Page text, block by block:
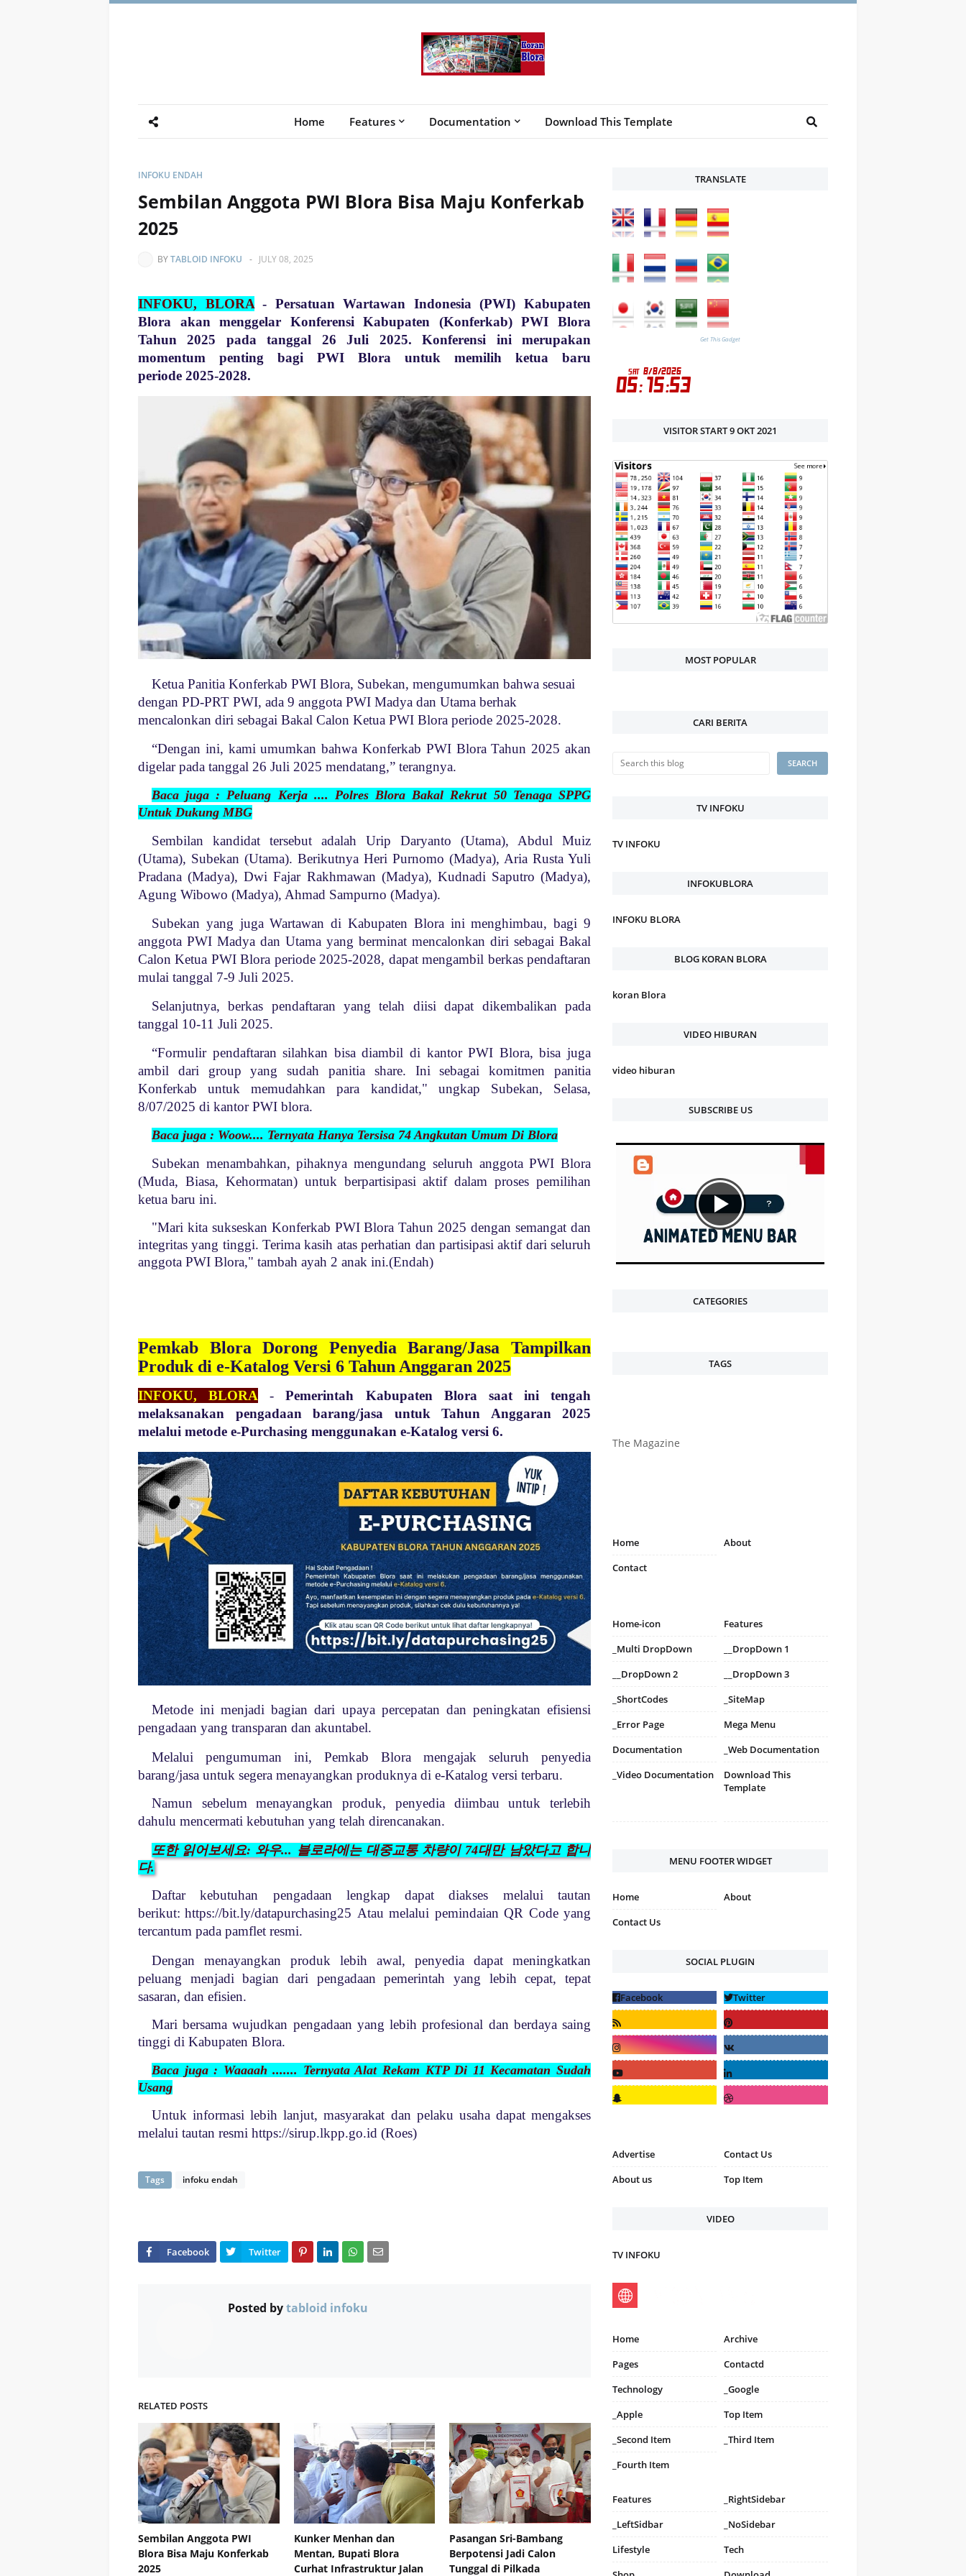
Home Features Documentation Download This Template
INFOKU ENDAH
Sembilan Anggota PWI Blora Bisa Maju Konferkab
2025
BYTABLOID INFOKU - JULY 08, 2025
INFOKU, BLORA- Persatuan Wartawan Indonesia (PWI) Kabupaten
Blora akan menggelar Konferensi Kabupaten (Konferkab) PWI Blora
Tahun 2025 pada tanggal 26 Juli 2025. Konferensi ini merupakan
momentum penting bagi PWI Blora untuk memilih ketua baru
periode 2025-2028.
Ketua Panitia Konferkab PWI Blora, Subekan, mengumumkan bahwa sesuai
dengan PD-PRT PWI, ada 9 anggota PWI Madya dan Utama berhak
mencalonkan diri sebagai Bakal Calon Ketua PWI Blora periode 2025-2028.
“Dengan ini, kami umumkan bahwa Konferkab PWI Blora Tahun 2025 akan
digelar pada tanggal 26 Juli 2025 mendatang,” terangnya.
Baca juga : Peluang Kerja .... Polres Blora Bakal Rekrut 50 Tenaga SPPG
Untuk Dukung MBG
Sembilan kandidat tersebut adalah Urip Daryanto (Utama), Abdul Muiz
(Utama), Subekan (Utama). Berikutnya Heri Purnomo (Madya), Aria Rusta Yuli
Pradana (Madya), Dwi Fajar Rakhmawan (Madya), Kudnadi Saputro (Madya),
Agung Wibowo (Madya), Ahmad Sampurno (Madya).
Subekan yang juga Wartawan di Kabupaten Blora ini menghimbau, bagi 9
anggota PWI Madya dan Utama yang berminat mencalonkan diri sebagai Bakal
Calon Ketua PWI Blora periode 2025-2028, dapat mengambil berkas pendaftaran
mulai tanggal 7-9 Juli 2025.
Selanjutnya, berkas pendaftaran yang telah diisi dapat dikembalikan pada
tanggal 10-11 Juli 2025.
“Formulir pendaftaran silahkan bisa diambil di kantor PWI Blora, bisa juga
ambil dari group yang sudah panitia share. Ini sebagai komitmen panitia
Konferkab untuk memudahkan para kandidat," ungkap Subekan, Selasa,
8/07/2025 di kantor PWI blora.
Baca juga : Woow.... Ternyata Hanya Tersisa 74 Angkutan Umum Di Blora
Subekan menambahkan, pihaknya mengundang seluruh anggota PWI Blora
(Muda, Biasa, Kehormatan) untuk berpartisipasi aktif dalam proses pemilihan
ketua baru ini.
"Mari kita sukseskan Konferkab PWI Blora Tahun 2025 dengan semangat dan
integritas yang tinggi. Terima kasih atas perhatian dan partisipasi aktif dari seluruh
anggota PWI Blora," tambah ayah 2 anak ini.(Endah)
Pemkab Blora Dorong Penyedia Barang/Jasa Tampilkan
Produk di e-Katalog Versi 6 Tahun Anggaran 2025
INFOKU, BLORA -
Pemerintah Kabupaten Blora saat ini tengah
melaksanakan pengadaan barang/jasa untuk Tahun Anggaran 2025
melalui metode e-Purchasing menggunakan e-Katalog versi 6.
Metode ini menjadi bagian dari upaya percepatan dan peningkatan efisiensi
pengadaan yang transparan dan akuntabel.
Melalui pengumuman ini, Pemkab Blora mengajak seluruh penyedia
barang/jasa untuk segera menayangkan produknya di e-Katalog versi terbaru.
Namun sebelum menayangkan produk, penyedia diimbau untuk terlebih
dahulu mencermati kebutuhan yang telah direncanakan.
또한 읽어보세요: 와우... 블로라에는 대중교통 차량이 74대만 남았다고 합니
다.
Daftar kebutuhan pengadaan lengkap dapat diakses melalui tautan
berikut: https://bit.ly/datapurchasing25 Atau melalui pemindaian QR Code yang
tercantum pada pamflet resmi.
Dengan menayangkan produk lebih awal, penyedia dapat meningkatkan
peluang menjadi bagian dari pengadaan pemerintah yang lebih cepat, tepat
sasaran, dan efisien.
Mari bersama wujudkan pengadaan yang lebih profesional dan berdaya saing
tinggi di Kabupaten Blora.
Baca juga : Waaaah ....... Ternyata Alat Rekam KTP Di 11 Kecamatan Sudah
Usang
Untuk informasi lebih lanjut, masyarakat dan pelaku usaha dapat mengakses
melalui tautan resmi https://sirup.lkpp.go.id (Roes)
Tags infoku endah
Posted bytabloid infoku
RELATED POSTS
Sembilan Anggota PWI
Blora Bisa Maju Konferkab
2025
Kunker Menhan dan
Mentan, Bupati Blora
Curhat Infrastruktur Jalan
Pasangan Sri-Bambang
Berpotensi Jadi Calon
Tunggal di Pilkada
TRANSLATE
Get This Gadget
VISITOR START 9 OKT 2021
MOST POPULAR
CARI BERITA
TV INFOKU
TV INFOKU
INFOKUBLORA
INFOKU BLORA
BLOG KORAN BLORA
koran Blora
VIDEO HIBURAN
video hiburan
SUBSCRIBE US
CATEGORIES
TAGS
The Magazine
Home
About
Contact
Home-icon
Features
_Multi DropDown
__DropDown 1
__DropDown 2
__DropDown 3
_ShortCodes
_SiteMap
_Error Page
Mega Menu
Documentation
_Web Documentation
_Video Documentation
Download This
Template
MENU FOOTER WIDGET
Home
About
Contact Us
SOCIAL PLUGIN
Advertise
Contact Us
About us
Top Item
VIDEO
TV INFOKU
Home
Archive
Pages
Contactd
Technology
_Google
_Apple
Top Item
_Second Item
_Third Item
_Fourth Item
Features
_RightSidebar
_LeftSidbar
_NoSidebar
Lifestyle
Tech